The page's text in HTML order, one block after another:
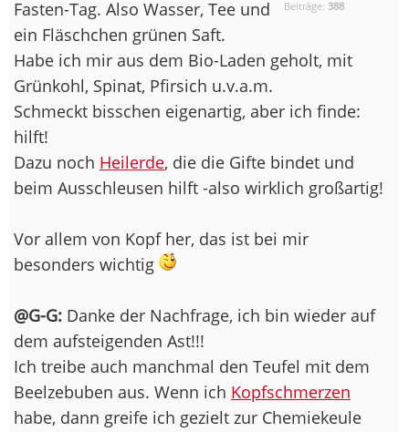
Beiträge:388
Fasten-Tag. Also Wasser, Tee und
ein Fläschchen grünen Saft.
Habe ich mir aus dem Bio-Laden geholt, mit
Grünkohl, Spinat, Pfirsich u.v.a.m.
Schmeckt bisschen eigenartig, aber ich finde:
hilft!
Dazu noch Heilerde, die die Gifte bindet und
beim Ausschleusen hilft -also wirklich großartig!
Vor allem von Kopf her, das ist bei mir
besonders wichtig
@G-G: Danke der Nachfrage, ich bin wieder auf
dem aufsteigenden Ast!!!
Ich treibe auch manchmal den Teufel mit dem
Beelzebuben aus. Wenn ich Kopfschmerzen
habe, dann greife ich gezielt zur Chemiekeule